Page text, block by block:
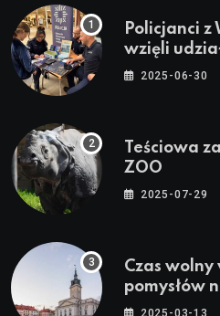
Policjanci z
wzięli
Wakacje”
2025-06-30
Teściowa
ZOO
2025-07-29
Czas wolny
pomysłów
rodzinne
2025-03-13